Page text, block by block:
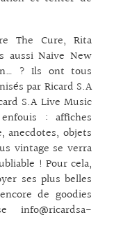
The Cure, Rita
aussi Naive New
? Ils ont tous
par Ricard S.A
S.A Live Music
: affiches
anecdotes, objets
vintage se verra
! Pour cela,
ses plus belles
de goodies
info@ricardsa-